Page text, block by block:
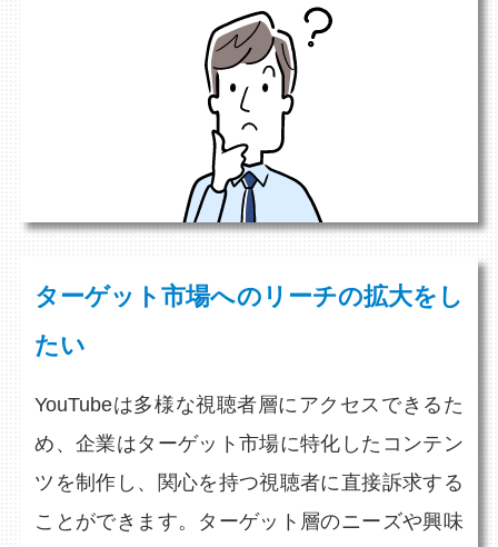
ターゲット市場へのリーチの拡大をし
たい
YouTubeは多様な視聴者層にアクセスできるた
め、企業はターゲット市場に特化したコンテン
ツを制作し、関心を持つ視聴者に直接訴求する
ことができます。ターゲット層のニーズや興味